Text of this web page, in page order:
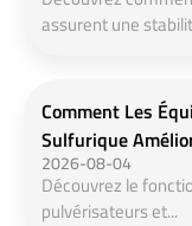
assurent une
Comment Les
Sulfurique
2026-08-04
Découvrez le
pulvérisateurs et...